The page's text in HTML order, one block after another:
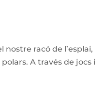
racó de l’esplai,
A través de jocs i